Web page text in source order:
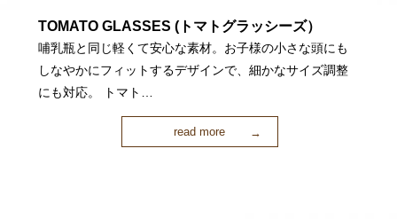
TOMATO GLASSES (トマトグラッシーズ）
哺乳瓶と同じ軽くて安心な素材。お子様の小さな頭にも
しなやかにフィットするデザインで、細かなサイズ調整
にも対応。 トマト…
read more